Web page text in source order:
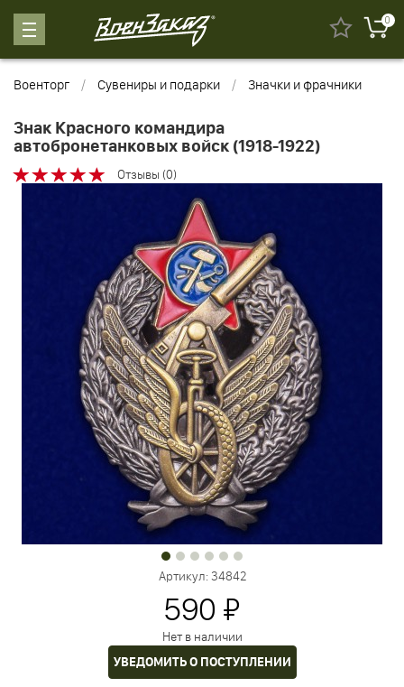
0
Военторг Сувениры и подарки Значки и фрачники
Знак Красного командира
автобронетанковых войск (1918-1922)
Отзывы (0)
Артикул:34842
590 ₽
Нет в наличии
УВЕДОМИТЬ О ПОСТУПЛЕНИИ